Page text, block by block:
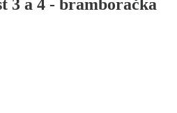
3 a 4 - bramboračka